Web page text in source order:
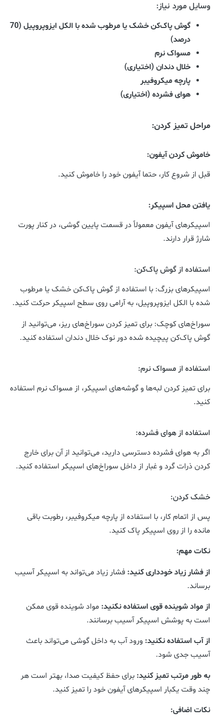
وسایل مورد نیاز:
گوش پاک‌کن خشک یا مرطوب شده با الکل ایزوپروپیل (70
درصد)
مسواک نرم
خلال دندان (اختیاری)
پارچه میکروفیبر
هوای فشرده (اختیاری)
مراحل تمیز کردن:
خاموش کردن آیفون:
قبل از شروع کار، حتما آیفون خود را خاموش کنید.
یافتن محل اسپیکر:
اسپیکرهای آیفون معمولاً در قسمت پایین گوشی، در کنار پورت
شارژ قرار دارند.
استفاده از گوش پاک‌کن:
اسپیکرهای بزرگ: با استفاده از گوش پاک‌کن خشک یا مرطوب
شده با الکل ایزوپروپیل، به آرامی روی سطح اسپیکر حرکت کنید.
سوراخ‌های کوچک: برای تمیز کردن سوراخ‌های ریز، می‌توانید از
گوش پاک‌کن پیچیده شده دور نوک خلال دندان استفاده کنید.
استفاده از مسواک نرم:
برای تمیز کردن لبه‌ها و گوشه‌های اسپیکر، از مسواک نرم استفاده
کنید.
استفاده از هوای فشرده:
اگر به هوای فشرده دسترسی دارید، می‌توانید از آن برای خارج
کردن ذرات گرد و غبار از داخل سوراخ‌های اسپیکر استفاده کنید.
خشک کردن:
پس از اتمام کار، با استفاده از پارچه میکروفیبر، رطوبت باقی
مانده را از روی اسپیکر پاک کنید.
نکات مهم:
از فشار زیاد خودداری کنید:فشار زیاد می‌تواند به اسپیکر آسیب
برساند.
از مواد شوینده قوی استفاده نکنید:مواد شوینده قوی ممکن
است به پوشش اسپیکر آسیب برسانند.
از آب استفاده نکنید:ورود آب به داخل گوشی می‌تواند باعث
آسیب جدی شود.
به طور مرتب تمیز کنید:برای حفظ کیفیت صدا، بهتر است هر
چند وقت یکبار اسپیکرهای آیفون خود را تمیز کنید.
نکات اضافی: